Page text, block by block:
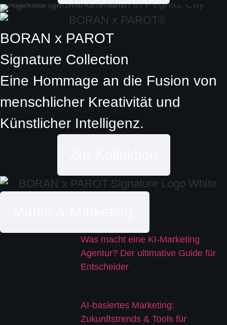
BORAN x PAROT
Signature Collection
Eine Hommage an die Fusion von
menschlicher Kreativität und
Künstlicher Intelligenz.
Was macht eine KI-Marketing
Agentur? Der ultimative Guide für
Entscheider
AI-basiertes Marketing:
Zukunftstrends & Tools für